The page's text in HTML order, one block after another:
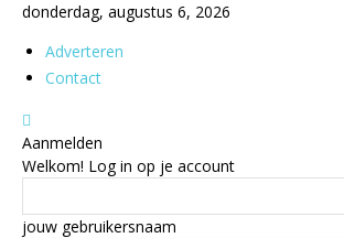
donderdag, augustus 6, 2026
Adverteren
Contact
Aanmelden
Welkom! Log in op je account
jouw gebruikersnaam